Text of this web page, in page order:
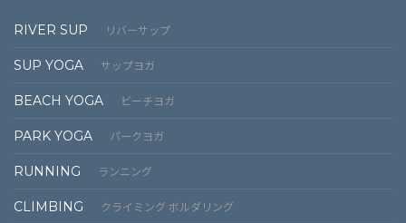
RIVER SUP リバーサップ
SUP YOGA サップヨガ
BEACH YOGA ビーチヨガ
PARK YOGA パークヨガ
RUNNING ランニング
CLIMBING クライミング ボルダリング